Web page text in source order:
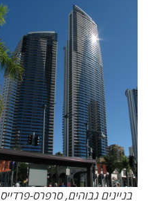
בניינים גבוהים, סרפרס-פרדייס